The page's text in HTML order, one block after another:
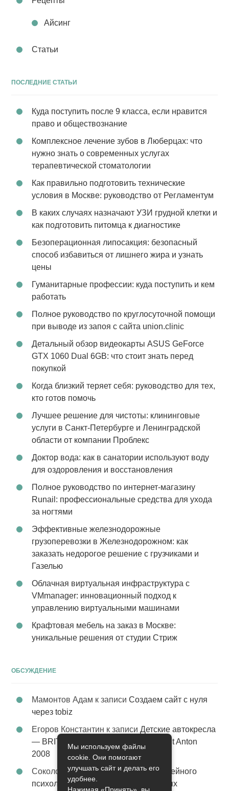
Айсинг
Статьи
ПОСЛЕДНИЕ СТАТЬИ
Куда поступить после 9 класса, если нравится
право и обществознание
Комплексное лечение зубов в Люберцах: что
нужно знать о современных услугах
терапевтической стоматологии
Как правильно подготовить технические
условия в Москве: руководство от Регламентум
В каких случаях назначают УЗИ грудной клетки и
как подготовить питомца к диагностике
Безоперационная липосакция: безопасный
способ избавиться от лишнего жира и узнать
цены
Гуманитарные профессии: куда поступить и кем
работать
Полное руководство по круглосуточной помощи
при выводе из запоя с сайта union.clinic
Детальный обзор видеокарты ASUS GeForce
GTX 1060 Dual 6GB: что стоит знать перед
покупкой
Когда близкий теряет себя: руководство для тех,
кто готов помочь
Лучшее решение для чистоты: клининговые
услуги в Санкт-Петербурге и Ленинградской
области от компании Проблекс
Доктор вода: как в санатории используют воду
для оздоровления и восстановления
Полное руководство по интернет-магазину
Runail: профессиональные средства для ухода
за ногтями
Эффективные железнодорожные
грузоперевозки в Железнодорожном: как
заказать недорогое решение с грузчиками и
Газелью
Облачная виртуальная инфраструктура с
VMmanager: инновационный подход к
управлению виртуальными машинами
Крафтовая мебель на заказ в Москве:
уникальные решения от студии Стриж
ОБСУЖДЕНИЕ
Мамонтов Адам к записиСоздаем сайт с нуля
через tobiz
Егоров Константин к записиДетские автокресла
— BRITAX Evolva 1-2-3 (1-2-3) цвет St Anton
2008
Соколова Эльзак записиУслуги семейного
психолога – стабильность в семейных
Мы используем файлы
cookie. Они помогают
улучшать сайт и делать его
удобнее.